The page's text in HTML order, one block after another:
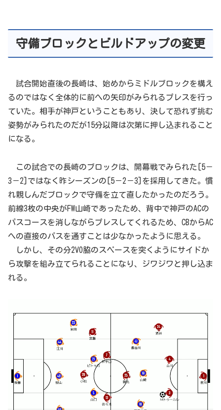
守備ブロックとビルドアップの変更
試合開始直後の長崎は、始めからミドルブロックを構え
るのではなく全体的に前への矢印がみられるプレスを行っ
ていた。相手が神戸ということもあり、決して恐れず挑む
姿勢がみられたのだが15分以降は次第に押し込まれること
になる。
この試合での長崎のブロックは、開幕戦でみられた[5－
3－2]ではなく昨シーズンの[5－2－3]を採用してきた。慣
れ親しんだブロックで守備を立て直したかったのだろう。
前線3枚の中央がFW山崎であったため、背中で神戸のACの
パスコースを消しながらプレスしてくれるため、CBからAC
への直接のパスを通すことは少なかったように思える。
しかし、その分2VO脇のスペースを突くようにサイドか
ら攻撃を組み立てられることになり、ジワジワと押し込ま
れる。